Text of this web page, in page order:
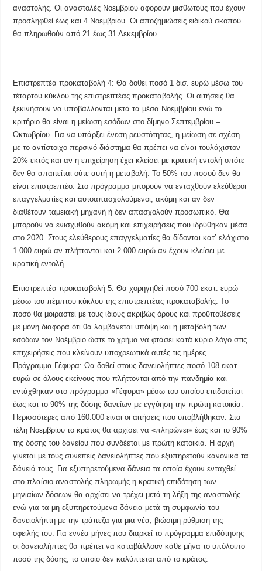
αναστολής. Οι αναστολές Νοεμβρίου αφορούν μισθωτούς που έχουν
προσληφθεί έως και 4 Νοεμβρίου. Οι αποζημιώσεις ειδικού σκοπού
θα πληρωθούν από 21 έως 31 Δεκεμβρίου.
Επιστρεπτέα προκαταβολή 4: Θα δοθεί ποσό 1 δισ. ευρώ μέσω του
τέταρτου κύκλου της επιστρεπτέας προκαταβολής. Οι αιτήσεις θα
ξεκινήσουν να υποβάλλονται μετά τα μέσα Νοεμβρίου ενώ το
κριτήριο θα είναι η μείωση εσόδων στο δίμηνο Σεπτεμβρίου –
Οκτωβρίου. Για να υπάρξει ένεση ρευστότητας, η μείωση σε σχέση
με το αντίστοιχο περσινό διάστημα θα πρέπει να είναι τουλάχιστον
20% εκτός και αν η επιχείρηση έχει κλείσει με κρατική εντολή οπότε
δεν θα απαιτείται ούτε αυτή η μεταβολή. Το 50% του ποσού δεν θα
είναι επιστρεπτέο. Στο πρόγραμμα μπορούν να ενταχθούν ελεύθεροι
επαγγελματίες και αυτοαπασχολούμενοι, ακόμη και αν δεν
διαθέτουν ταμειακή μηχανή ή δεν απασχολούν προσωπικό. Θα
μπορούν να ενισχυθούν ακόμη και επιχειρήσεις που ιδρύθηκαν μέσα
στο 2020. Στους ελεύθερους επαγγελματίες θα δίδονται κατ’ ελάχιστο
1.000 ευρώ αν πλήττονται και 2.000 ευρώ αν έχουν κλείσει με
κρατική εντολή.
Επιστρεπτέα προκαταβολή 5: Θα χορηγηθεί ποσό 700 εκατ. ευρώ
μέσω του πέμπτου κύκλου της επιστρεπτέας προκαταβολής. Το
ποσό θα μοιραστεί με τους ίδιους ακριβώς όρους και προϋποθέσεις
με μόνη διαφορά ότι θα λαμβάνεται υπόψη και η μεταβολή των
εσόδων τον Νοέμβριο ώστε το χρήμα να φτάσει κατά κύριο λόγο στις
επιχειρήσεις που κλείνουν υποχρεωτικά αυτές τις ημέρες.
Πρόγραμμα Γέφυρα: Θα δοθεί στους δανειολήπτες ποσό 108 εκατ.
ευρώ σε όλους εκείνους που πλήττονται από την πανδημία και
εντάχθηκαν στο πρόγραμμα «Γέφυρα» μέσω του οποίου επιδοτείται
έως και το 90% της δόσης δανείων με εγγύηση την πρώτη κατοικία.
Περισσότερες από 160.000 είναι οι αιτήσεις που υποβλήθηκαν. Στα
τέλη Νοεμβρίου το κράτος θα αρχίσει να «πληρώνει» έως και το 90%
της δόσης του δανείου που συνδέεται με πρώτη κατοικία. Η αρχή
γίνεται με τους συνεπείς δανειολήπτες που εξυπηρετούν κανονικά τα
δάνειά τους. Για εξυπηρετούμενα δάνεια τα οποία έχουν ενταχθεί
στο πλαίσιο αναστολής πληρωμής η κρατική επιδότηση των
μηνιαίων δόσεων θα αρχίσει να τρέχει μετά τη λήξη της αναστολής
ενώ για τα μη εξυπηρετούμενα δάνεια μετά τη συμφωνία του
δανειολήπτη με την τράπεζα για μια νέα, βιώσιμη ρύθμιση της
οφειλής του. Για εννέα μήνες που διαρκεί το πρόγραμμα επιδότησης
οι δανειολήπτες θα πρέπει να καταβάλλουν κάθε μήνα το υπόλοιπο
ποσό της δόσης, το οποίο δεν καλύπτεται από το κράτος.